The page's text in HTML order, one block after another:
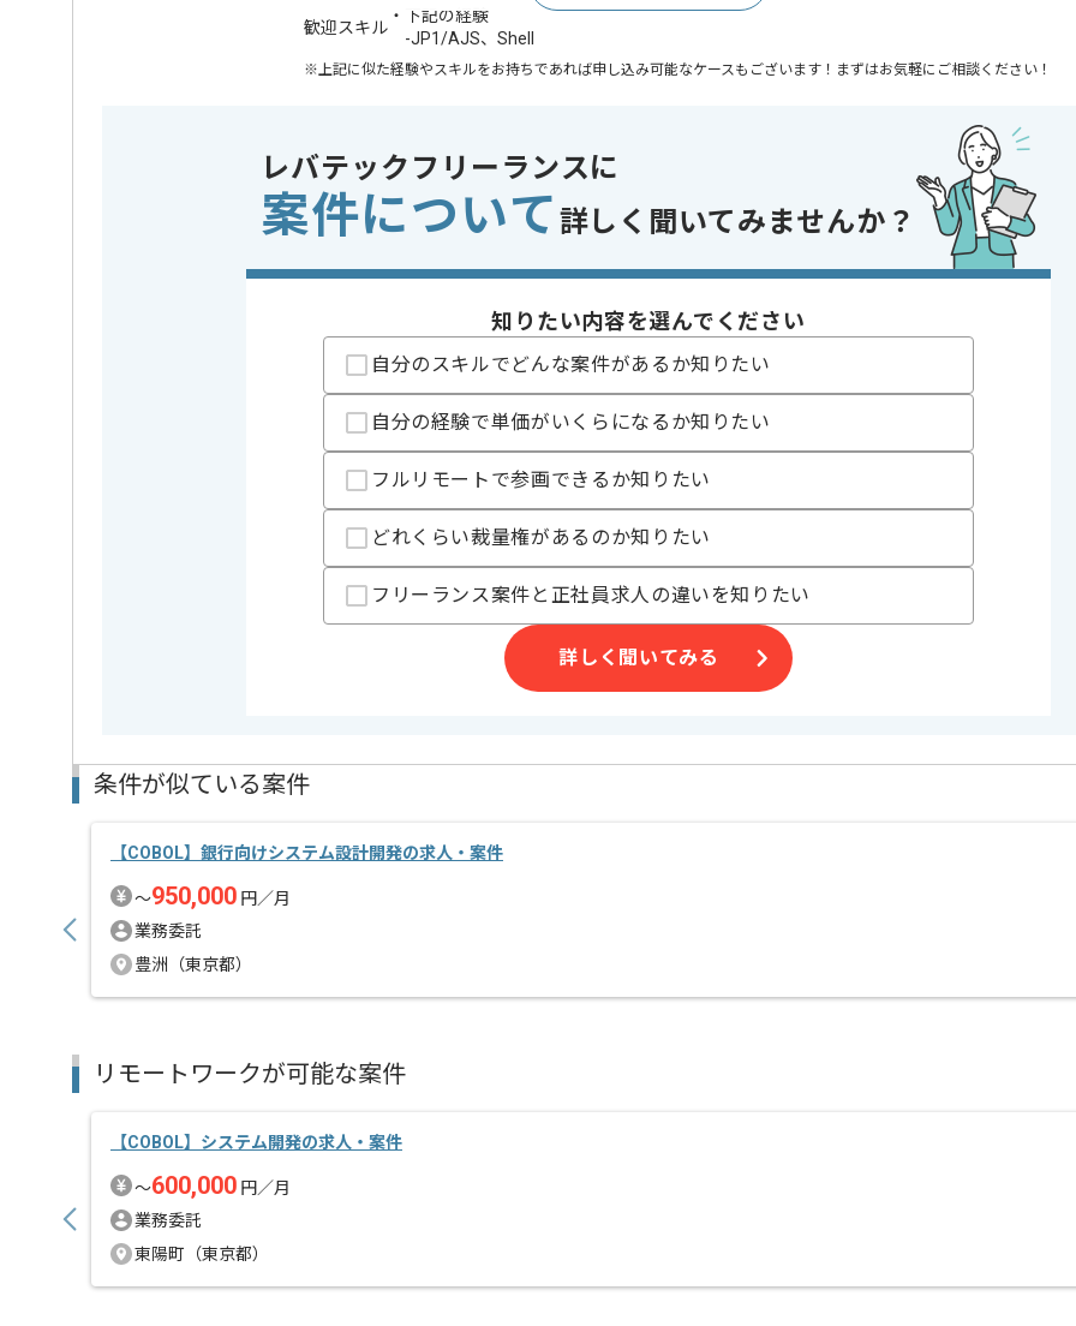
歓迎スキル
・下記の経験
-JP1/AJS、Shell
※上記に似た経験やスキルをお持ちであれば申し込み可能なケースもございます！まずはお気軽にご相談ください！
この案件のポイント 業界
官公庁
業務内容
システム開発
精算基準時間
150時間〜200時間
支払いサイト
15日
COBOLでの開発経験を活かすことができます。
複数案件を保有している企業ですので、
ご経験と実績に応じてスライド案件のご提案も差し上げる場合がございます。
新しいアイディアや技術を積極的に導入し、
経験豊富なエンジニアと成長が出来る環境でございます。
スキルアップされたい方、長期的に参画されたい方にオススメの案件です。
レバテックフリーランスに
案件について 詳しく聞いてみませんか？
知りたい内容を選んでください
自分のスキルでどんな案件があるか知りたい
自分の経験で単価がいくらになるか知りたい
フルリモートで参画できるか知りたい
どれくらい裁量権があるのか知りたい
フリーランス案件と正社員求人の違いを知りたい
詳しく聞いてみる
条件が似ている案件
【COBOL】銀行向けシステム設計開発の求人・案件
〜950,000 円／月
業務委託
豊洲（東京都）
リモートワークが可能な案件
【COBOL】システム開発の求人・案件
〜600,000 円／月
業務委託
東陽町（東京都）